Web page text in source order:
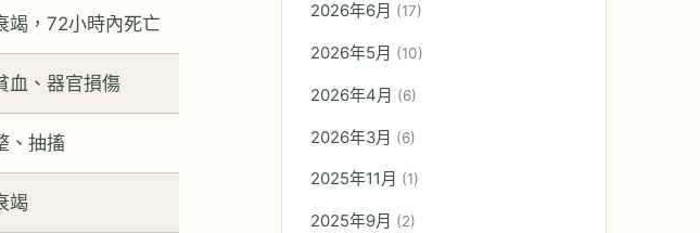
竭，72小時內死亡
血、器官損傷
、抽搐
竭
2026年6月 (17)
2026年5月 (10)
2026年4月 (6)
2026年3月 (6)
2025年11月 (1)
2025年9月 (2)